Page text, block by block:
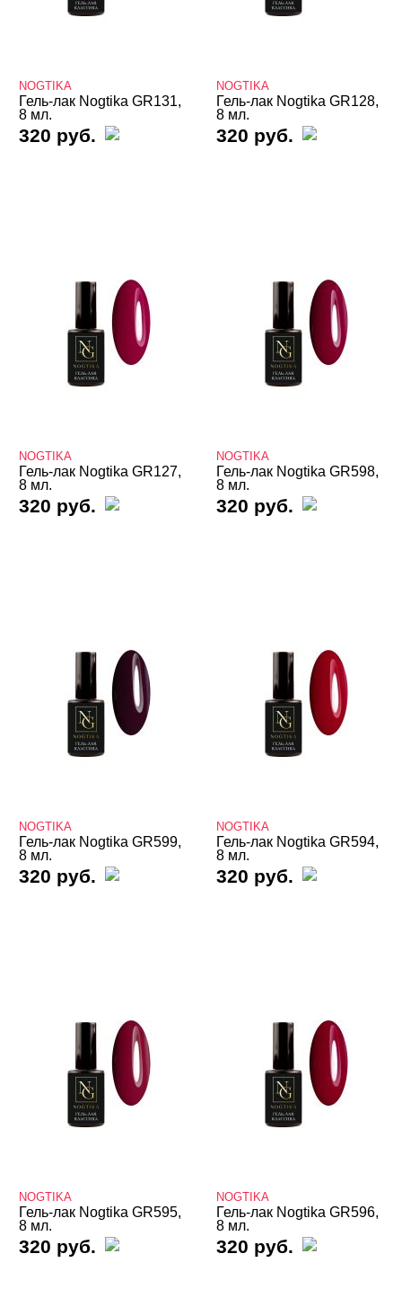
Летнее настроение
Неон GR
Неоновые
Снежный неоновый
Совершенный серый
Терраццо
Ультрамарин
Фиолетовый сахар
Для наращивания
NOGTIKA
Гель-лак Nogtika GR131,
8 мл.
320 руб.
NOGTIKA
Гель-лак Nogtika GR128,
8 мл.
320 руб.
NOGTIKA
Гель-лак Nogtika GR127,
8 мл.
320 руб.
NOGTIKA
Гель-лак Nogtika GR598,
8 мл.
320 руб.
NOGTIKA
Гель-лак Nogtika GR599,
8 мл.
320 руб.
NOGTIKA
Гель-лак Nogtika GR594,
8 мл.
320 руб.
NOGTIKA
Гель-лак Nogtika GR595,
8 мл.
320 руб.
NOGTIKA
Гель-лак Nogtika GR596,
8 мл.
320 руб.